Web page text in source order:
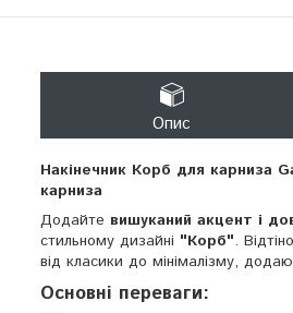
Опис
Накінечник Корб для карниза
карниза
Додайте вишуканий акцент і
стильному дизайні "Корб".
від класики до мінімалізму,
Основні переваги: